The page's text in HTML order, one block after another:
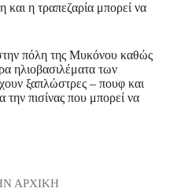
η τραπεζαρία μπορεί να
πόλη της Μυκόνου καθώς
ηλιοβασιλέματα των
ξαπλώστρες – πουφ και
την πισίνας που μπορεί να
ΑΡΧΙΚΗ